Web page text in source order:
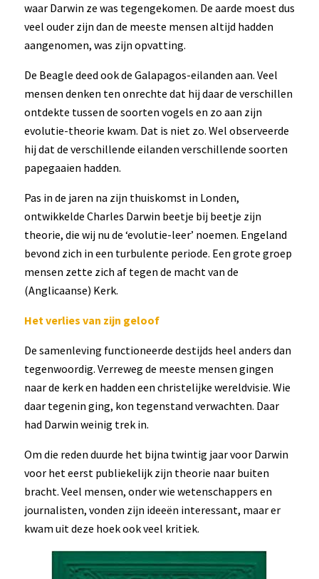
waar Darwin ze was tegengekomen. De aarde moest dus
veel ouder zijn dan de meeste mensen altijd hadden
aangenomen, was zijn opvatting.
De Beagle deed ook de Galapagos-eilanden aan. Veel
mensen denken ten onrechte dat hij daar de verschillen
ontdekte tussen de soorten vogels en zo aan zijn
evolutie-theorie kwam. Dat is niet zo. Wel observeerde
hij dat de verschillende eilanden verschillende soorten
papegaaien hadden.
Pas in de jaren na zijn thuiskomst in Londen,
ontwikkelde Charles Darwin beetje bij beetje zijn
theorie, die wij nu de ‘evolutie-leer’ noemen. Engeland
bevond zich in een turbulente periode. Een grote groep
mensen zette zich af tegen de macht van de
(Anglicaanse) Kerk.
Het verlies van zijn geloof
De samenleving functioneerde destijds heel anders dan
tegenwoordig. Verreweg de meeste mensen gingen
naar de kerk en hadden een christelijke wereldvisie. Wie
daar tegenin ging, kon tegenstand verwachten. Daar
had Darwin weinig trek in.
Om die reden duurde het bijna twintig jaar voor Darwin
voor het eerst publiekelijk zijn theorie naar buiten
bracht. Veel mensen, onder wie wetenschappers en
journalisten, vonden zijn ideeën interessant, maar er
kwam uit deze hoek ook veel kritiek.